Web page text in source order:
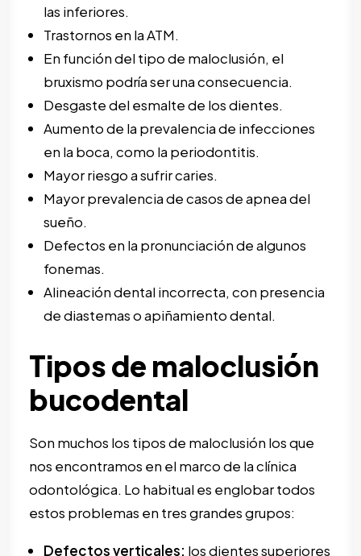
las inferiores.
Trastornos en la ATM.
En función del tipo de maloclusión, el
bruxismo podría ser una consecuencia.
Desgaste del esmalte de los dientes.
Aumento de la prevalencia de infecciones
en la boca, como la periodontitis.
Mayor riesgo a sufrir caries.
Mayor prevalencia de casos de apnea del
sueño.
Defectos en la pronunciación de algunos
fonemas.
Alineación dental incorrecta, con presencia
de diastemas o apiñamiento dental.
Tipos de maloclusión
bucodental
Son muchos los tipos de maloclusión los que
nos encontramos en el marco de la clínica
odontológica. Lo habitual es englobar todos
estos problemas en tres grandes grupos:
Defectos verticales: los dientes superiores